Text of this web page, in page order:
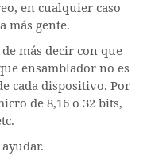
en cualquier caso
más gente.
más decir con que
ensamblador no es
cada dispositivo. Por
de 8,16 o 32 bits,